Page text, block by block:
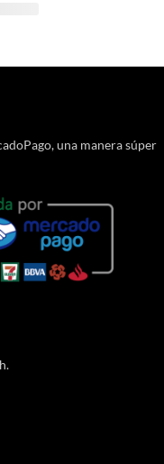
una manera súper